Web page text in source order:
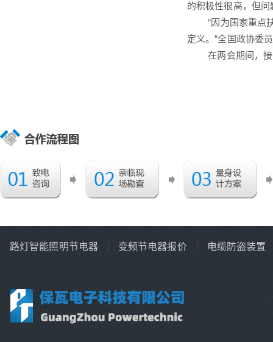
的积极性很高，但问
“因为国家重点扶
定义。”全国政协委
在两会期间，接受
路灯智能照明节电器 变频节电器报价 电缆防盗装置